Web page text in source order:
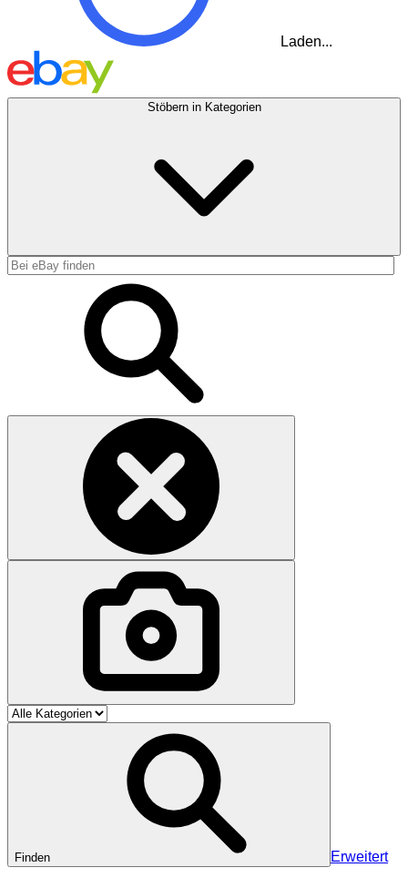
Laden...
Stöbern in Kategorien
Finden Erweitert